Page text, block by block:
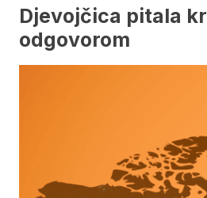
Djevojčica pitala
odgovorom